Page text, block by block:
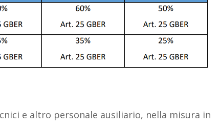
e altro personale ausiliario, nella misura in